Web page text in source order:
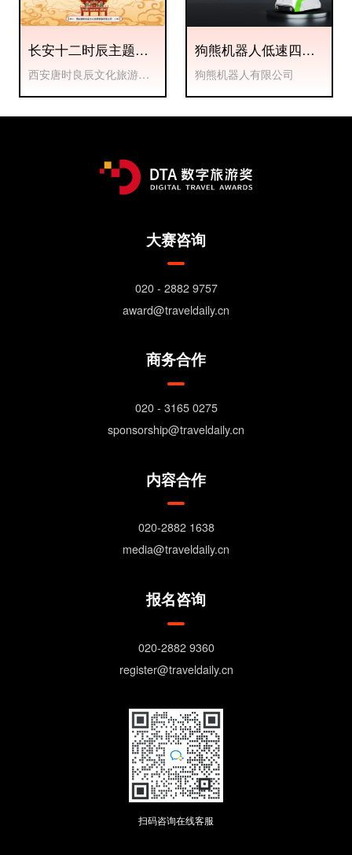
长安十二时辰主题街
区
西安唐时良辰文化旅游发
狗熊机器人低速四轮
智能电动车
狗熊机器人有限公司
大赛咨询
020 - 2882 9757
award@traveldaily.cn
商务合作
020 - 3165 0275
sponsorship@traveldaily.cn
内容合作
020-2882 1638
media@traveldaily.cn
报名咨询
020-2882 9360
register@traveldaily.cn
扫码咨询在线客服